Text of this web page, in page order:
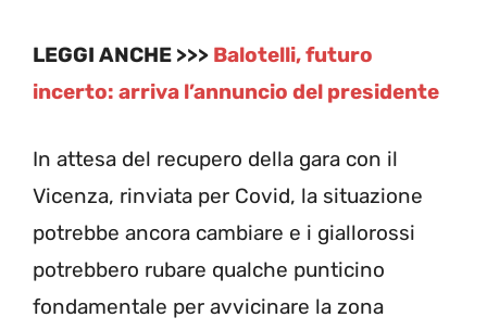
LEGGI ANCHE >>> Balotelli, futuro
incerto: arriva l’annuncio del presidente
In attesa del recupero della gara con il
Vicenza, rinviata per Covid, la situazione
potrebbe ancora cambiare e i giallorossi
potrebbero rubare qualche punticino
fondamentale per avvicinare la zona